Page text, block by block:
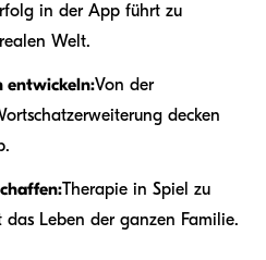
in der App führt zu
Welt.
entwickeln:Von der
decken
Therapie in Spiel zu
Leben der ganzen Familie.